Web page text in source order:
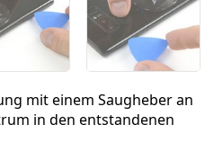
mit einem Saugheber an
in den entstandenen